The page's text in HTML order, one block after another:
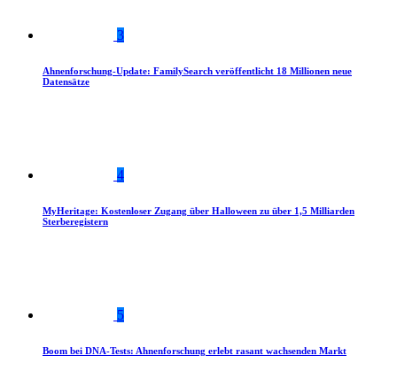
3
Ahnenforschung-Update: FamilySearch veröffentlicht 18 Millionen neue
Datensätze
4
MyHeritage: Kostenloser Zugang über Halloween zu über 1,5 Milliarden
Sterberegistern
5
Boom bei DNA-Tests: Ahnenforschung erlebt rasant wachsenden Markt